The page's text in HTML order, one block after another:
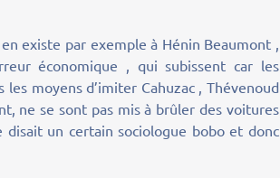
existe par exemple à Hénin Beaumont ,
économique , qui subissent car les
moyens d’imiter Cahuzac , Thévenoud
ne se sont pas mis à brûler des voitures
disait un certain sociologue bobo et donc